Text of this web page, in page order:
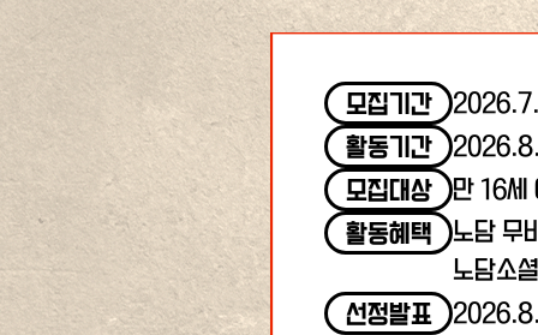
모집기간
활동기간
모집대상
만 16세
활동혜택
노담 무
노담소
선정발표